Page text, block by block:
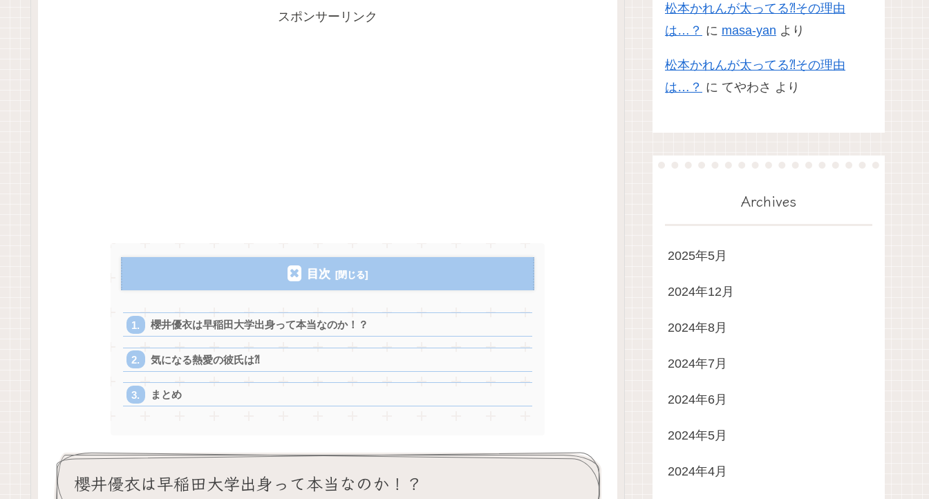
スポンサーリンク
目次
櫻井優衣は早稲田大学出身って本当なのか！？
気になる熱愛の彼氏は⁈
まとめ
櫻井優衣は早稲田大学出身って本当なのか！？
松本かれんが太ってる⁈その理由
は…？ に masa-yan より
松本かれんが太ってる⁈その理由
は…？ に てやわさ より
Archives
2025年5月
2024年12月
2024年8月
2024年7月
2024年6月
2024年5月
2024年4月